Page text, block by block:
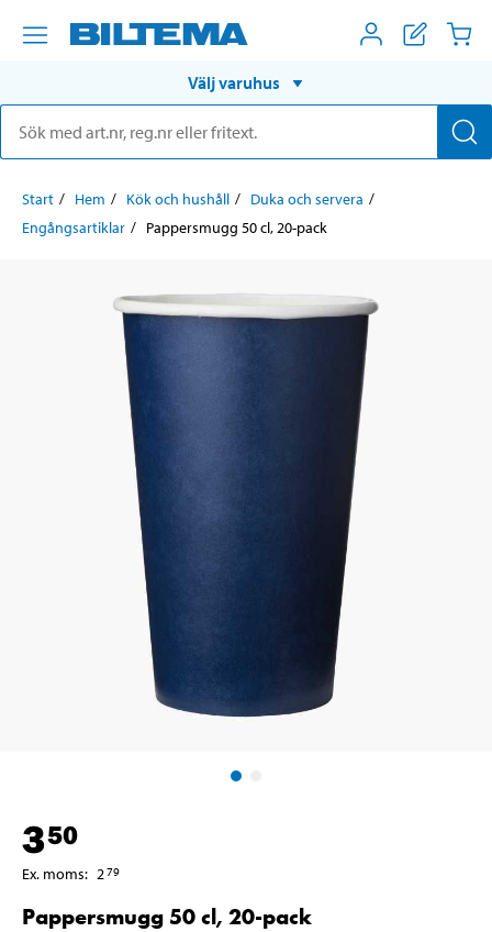
Välj varuhus
Start Hem Kök och hushåll
Duka och servera
Engångsartiklar
Pappersmugg 50 cl, 20-pack
350
Ex. moms: 279
Pappersmugg 50 cl, 20-pack